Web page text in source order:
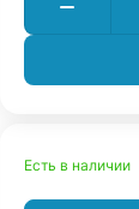
Есть в наличии